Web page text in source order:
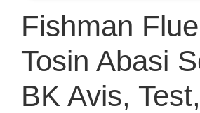
Fishman
Tosin Abasi
BK Avis, Test,